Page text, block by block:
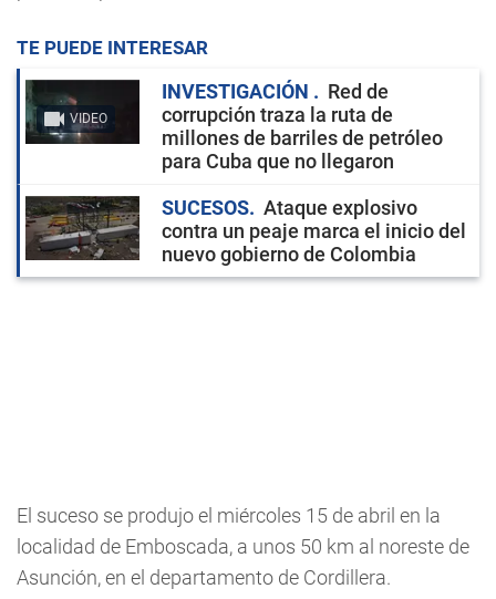
TE PUEDE INTERESAR
VIDEO
INVESTIGACIÓN
Red de
corrupción traza la ruta de
millones de barriles de petróleo
para Cuba que no llegaron
SUCESOS
Ataque explosivo
contra un peaje marca el inicio del
nuevo gobierno de Colombia
El suceso se produjo el miércoles 15 de abril en la
localidad de Emboscada, a unos 50 km al noreste de
Asunción, en el departamento de Cordillera.